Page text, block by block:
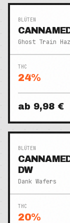
BLÜTEN
Ghost Train
THC
24%
ab 9,98 €
BLÜTEN
DW
Dank Wafers
THC
20%